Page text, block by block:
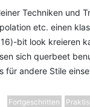
Techniken und
etc. einen
bit look kreieren
sich querbeet
für andere Stile
Fortgeschritten